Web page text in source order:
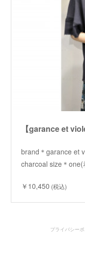
brand＊garance et
charcoal size＊
￥10,450 (税込)
プライバシー